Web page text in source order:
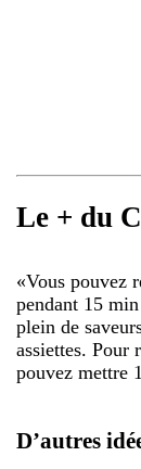
Le + du
«Vous pouvez
pendant 15
plein de
assiettes. Pour
pouvez mettre
D’autres